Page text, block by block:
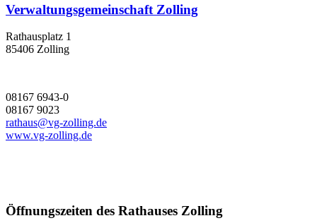
Verwaltungsgemeinschaft Zolling
Rathausplatz 1
85406 Zolling
08167 6943-0
08167 9023
rathaus@vg-zolling.de
www.vg-zolling.de
Öffnungszeiten des Rathauses Zolling